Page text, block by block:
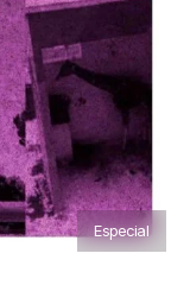
Especial